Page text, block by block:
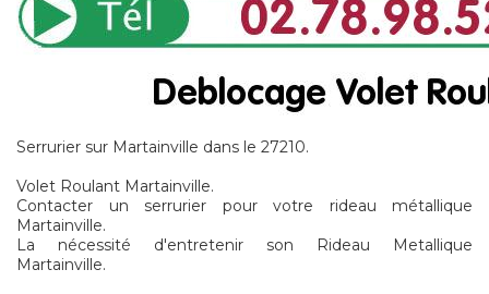
Serrurier sur Martainville dans le 27210.
Volet Roulant Martainville.
Contacter un serrurier pour votre rideau métallique
Martainville.
La nécessité d'entretenir son Rideau Metallique
Martainville.